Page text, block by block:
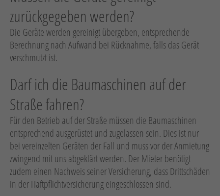
zurückgegeben werden?
Die Geräte werden gereinigt übergeben, entsprechende
Berechnung nach Aufwand bei Rücknahme, falls das Gerät
verschmutzt ist.
Darf ich die Baumaschinen auf der
Straße fahren?
Für den Betrieb auf der Straße müssen die Baumaschinen
entsprechend ausgerüstet und zugelassen sein. Dies ist nur
bei vereinzelten Geräten der Fall und muss vor der Anmietung
zwingend mit uns abgeklärt werden. Der Mieter benötigt
zudem einen Nachweis seiner Versicherung, dass Drittschäden
in der Haftpflichtversicherung eingeschlossen sind.